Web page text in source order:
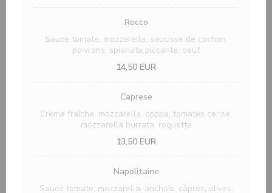
Rocco
Sauce tomate, mozzarella, saucisse de cochon,
poivrons, spianata piccante, oeuf
14,50 EUR
Caprese
Crème fraîche, mozzarella, coppa, tomates cerise,
mozzarella burrata, roquette
13,50 EUR
Napolitaine
Sauce tomate, mozzarella, anchois, câpres, olives,